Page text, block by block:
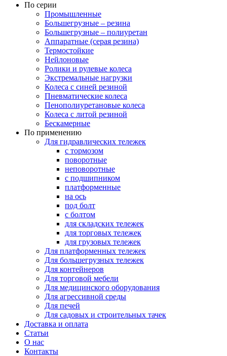
По серии
Промышленные
Большегрузные – резина
Большегрузные – полиуретан
Аппаратные (серая резина)
Термостойкие
Нейлоновые
Ролики и рулевые колеса
Экстремальные нагрузки
Колеса с синей резиной
Пневматические колеса
Пенополиуретановые колеса
Колеса с литой резиной
Бескамерные
По применению
Для гидравлических тележек
с тормозом
поворотные
неповоротные
с подшипником
платформенные
на ось
под болт
с болтом
для складских тележек
для торговых тележек
для грузовых тележек
Для платформенных тележек
Для большегрузных тележек
Для контейнеров
Для торговой мебели
Для медицинского оборудования
Для агрессивной среды
Для печей
Для садовых и строительных тачек
Доставка и оплата
Статьи
О нас
Контакты